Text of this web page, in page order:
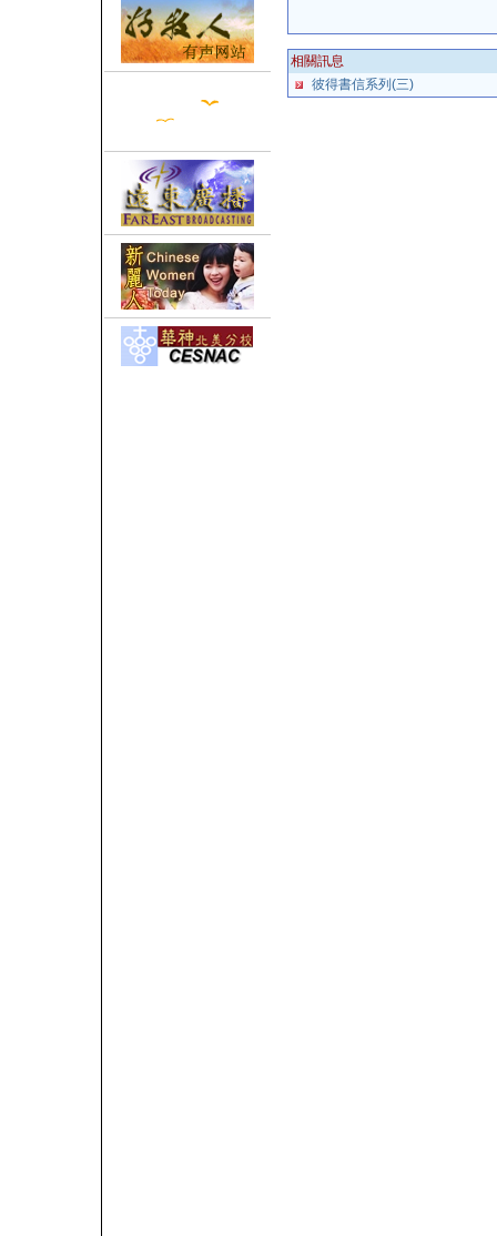
相關訊息
彼得書信系列(三)